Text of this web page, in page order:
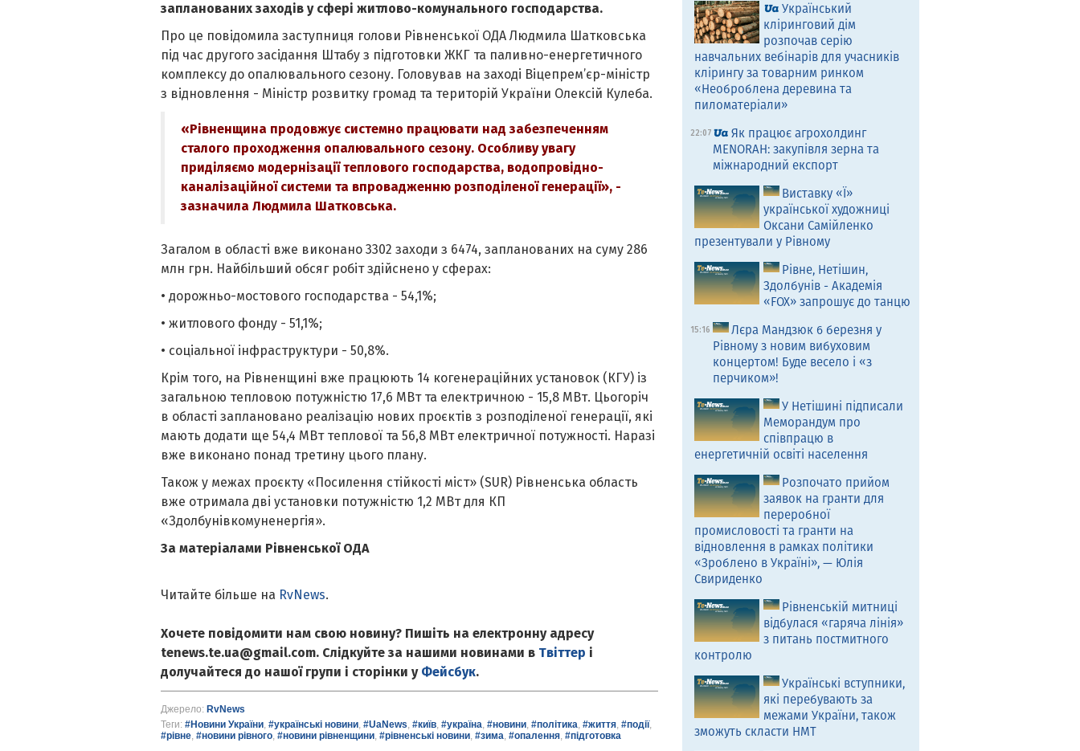
запланованих заходів у сфері житлово-комунального господарства.
Про це повідомила заступниця голови Рівненської ОДА Людмила Шатковська
під час другого засідання Штабу з підготовки ЖКГ та паливно-енергетичного
комплексу до опалювального сезону. Головував на заході Віцепрем’єр-міністр
з відновлення - Міністр розвитку громад та територій України Олексій Кулеба.
«Рівненщина продовжує системно працювати над забезпеченням
сталого проходження опалювального сезону. Особливу увагу
приділяємо модернізації теплового господарства, водопровідно-
каналізаційної системи та впровадженню розподіленої генерації», -
зазначила Людмила Шатковська.
Загалом в області вже виконано 3302 заходи з 6474, запланованих на суму 286
млн грн. Найбільший обсяг робіт здійснено у сферах:
• дорожньо-мостового господарства - 54,1%;
• житлового фонду - 51,1%;
• соціальної інфраструктури - 50,8%.
Крім того, на Рівненщині вже працюють 14 когенераційних установок (КГУ) із
загальною тепловою потужністю 17,6 МВт та електричною - 15,8 МВт. Цьогоріч
в області заплановано реалізацію нових проєктів з розподіленої генерації, які
мають додати ще 54,4 МВт теплової та 56,8 МВт електричної потужності. Наразі
вже виконано понад третину цього плану.
Також у межах проєкту «Посилення стійкості міст» (SUR) Рівненська область
вже отримала дві установки потужністю 1,2 МВт для КП
«Здолбунівкомуненергія».
За матеріалами Рівненської ОДА
Читайте більше на RvNews.
Хочете повідомити нам свою новину? Пишіть на електронну адресу
tenews.te.ua@gmail.com. Слідкуйте за нашими новинами в Твіттер і
долучайтеся до нашої групи і сторінки у Фейсбук.
Джерело: RvNews
Теги: #Новини України, #українські новини, #UaNews, #київ, #україна, #новини, #політика, #життя, #події,
#рівне, #новини рівного, #новини рівненщини, #рівненські новини, #зима, #опалення, #підготовка
Український
кліринговий дім
розпочав серію
навчальних вебінарів для учасників
клірингу за товарним ринком
«Необроблена деревина та
пиломатеріали»
22:07
Як працює агрохолдинг
MENORAH: закупівля зерна та
міжнародний експорт
Виставку «Ї»
української художниці
Оксани Самійленко
презентували у Рівному
Рівне, Нетішин,
Здолбунів - Академія
«FOX» запрошує до танцю
15:16
Лєра Мандзюк 6 березня у
Рівному з новим вибуховим
концертом! Буде весело і «з
перчиком»!
У Нетішині підписали
Меморандум про
співпрацю в
енергетичній освіті населення
Розпочато прийом
заявок на гранти для
переробної
промисловості та гранти на
відновлення в рамках політики
«Зроблено в Україні», — Юлія
Свириденко
Рівненській митниці
відбулася «гаряча лінія»
з питань постмитного
контролю
Українські вступники,
які перебувають за
межами України, також
зможуть скласти НМТ